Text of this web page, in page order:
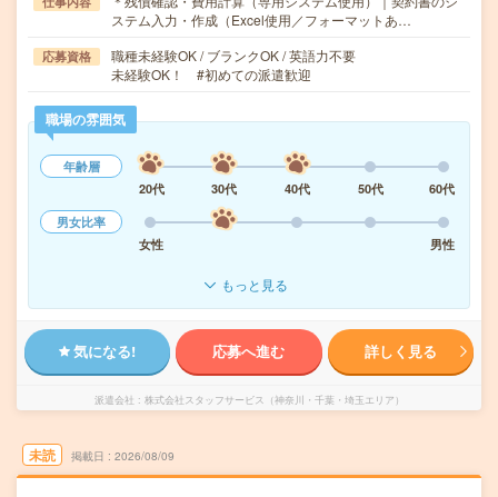
ステム入力・作成（Excel使用／フォーマットあ…
応募資格
職種未経験OK / ブランクOK / 英語力不要
未経験OK！ #初めての派遣歓迎
職場の雰囲気
年齢層
20代
30代 40代 50代
60代
男女比率
女性
男性
もっと見る
気になる! 応募へ進む 詳しく見る
派遣会社 株式会社スタッフサービス（神奈川・千葉・埼玉エリア）
未読 掲載日 2026/08/09